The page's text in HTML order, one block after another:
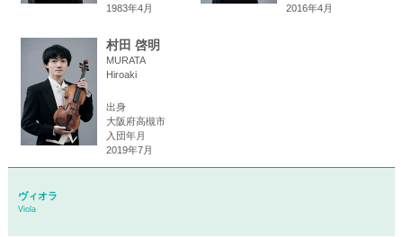
1983年4月
2016年4月
村田 啓明
MURATA
Hiroaki
出身
大阪府高槻市
入団年月
2019年7月
ヴィオラ
Viola